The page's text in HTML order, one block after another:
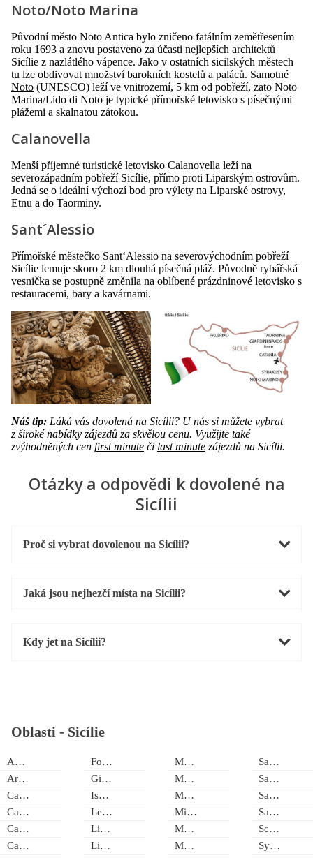
Noto/Noto Marina
Původní město Noto Antica bylo zničeno fatálním zemětřesením
roku 1693 a znovu postaveno za účasti nejlepších architektů
Sicílie z nazlátlého vápence. Jako v ostatních sicilských městech
tu lze obdivovat množství barokních kostelů a paláců. Samotné
Noto (UNESCO) leží ve vnitrozemí, 5 km od pobřeží, zato Noto
Marina/Lido di Noto je typické přímořské letovisko s písečnými
plážemi a skalnatou zátokou.
Calanovella
Menší příjemné turistické letovisko Calanovella leží na
severozápadním pobřeží Sicílie, přímo proti Liparským ostrovům.
Jedná se o ideální výchozí bod pro výlety na Liparské ostrovy,
Etnu a do Taorminy.
Sant´Alessio
Přímořské městečko Sant‘Alessio na severovýchodním pobřeží
Sicílie lemuje skoro 2 km dlouhá písečná pláž. Původně rybářská
vesnička se postupně změnila na oblíbené prázdninové letovisko s
restauracemi, bary a kavárnami.
Náš tip: Láká vás dovolená na Sicílii? U nás si můžete vybrat
z široké nabídky zájezdů za skvělou cenu. Využijte také
zvýhodněných cen first minute či last minute zájezdů na Sicílii.
Otázky a odpovědi k dovolené na
Sicílii
Proč si vybrat dovolenou na Sicílii?
Jaká jsou nejhezčí místa na Sicílii?
Kdy jet na Sicílii?
Oblasti - Sicílie
Agrigento
Arenella
Calanovella
Campofelice
Cassibile
Castellammare del Golfo
Fondachello Di Mascali
Giardini Naxos
Isola delle Femmine
Letojani
Licata
Lido di Noto
Mazara del Vallo
Menfi
Messina
Milazzo
Modica
Mortelle
San Cataldo
San Giorgio
San Saba
San Vito Lo Capo
Sciacca
Syrakusy